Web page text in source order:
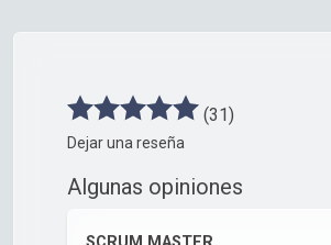
(31)
Dejar una reseña
Algunas opiniones